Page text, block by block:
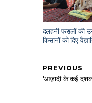
दलहनी फसलों की
किसानों को दिए
PREVIOUS
'आज़ादी के कई दशक